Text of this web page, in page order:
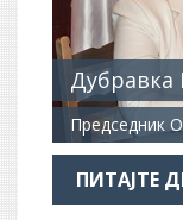
Дубравка
Председник
ПИТАЈТЕ